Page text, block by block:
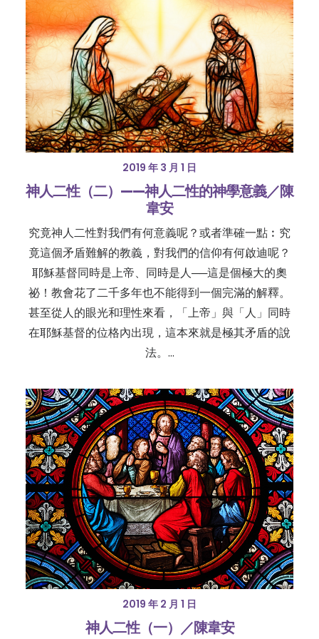
2019 年 3 月 1 日
神人二性（二）——神人二性的神學意義／陳
韋安
究竟神人二性對我們有何意義呢？或者準確一點︰究
竟這個矛盾難解的教義，對我們的信仰有何啟迪呢？
耶穌基督同時是上帝、同時是人──這是個極大的奧
祕！教會花了二千多年也不能得到一個完滿的解釋。
甚至從人的眼光和理性來看，「上帝」與「人」同時
在耶穌基督的位格內出現，這本來就是極其矛盾的說
法。…
2019 年 2 月 1 日
神人二性（一）／陳韋安